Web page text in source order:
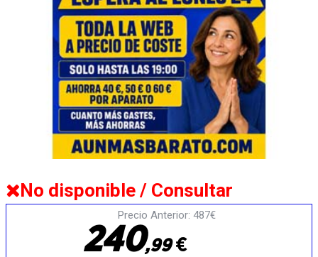
No disponible / Consultar
Precio Anterior: 487€
240,99€